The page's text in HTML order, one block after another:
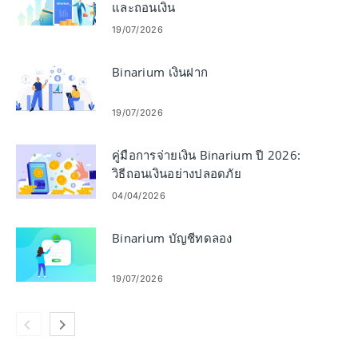
และถอนเงิน
19/07/2026
Binarium เงินฝาก
19/07/2026
คู่มือการจ่ายเงิน Binarium ปี 2026:
วิธีถอนเงินอย่างปลอดภัย
04/04/2026
Binarium บัญชีทดลอง
19/07/2026